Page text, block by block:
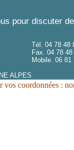
pour discuter
Tél. 04 78 48
Fax. 04 78
Mobile. 06 81
ALPES